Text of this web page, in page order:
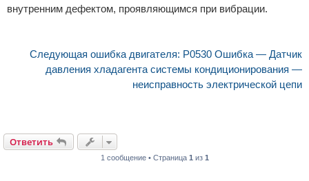
внутренним дефектом, проявляющимся при вибрации.
Следующая ошибка двигателя: P0530 Ошибка — Датчик
давления хладагента системы кондиционирования —
неисправность электрической цепи
Ответить
1 сообщение • Страница 1 из 1